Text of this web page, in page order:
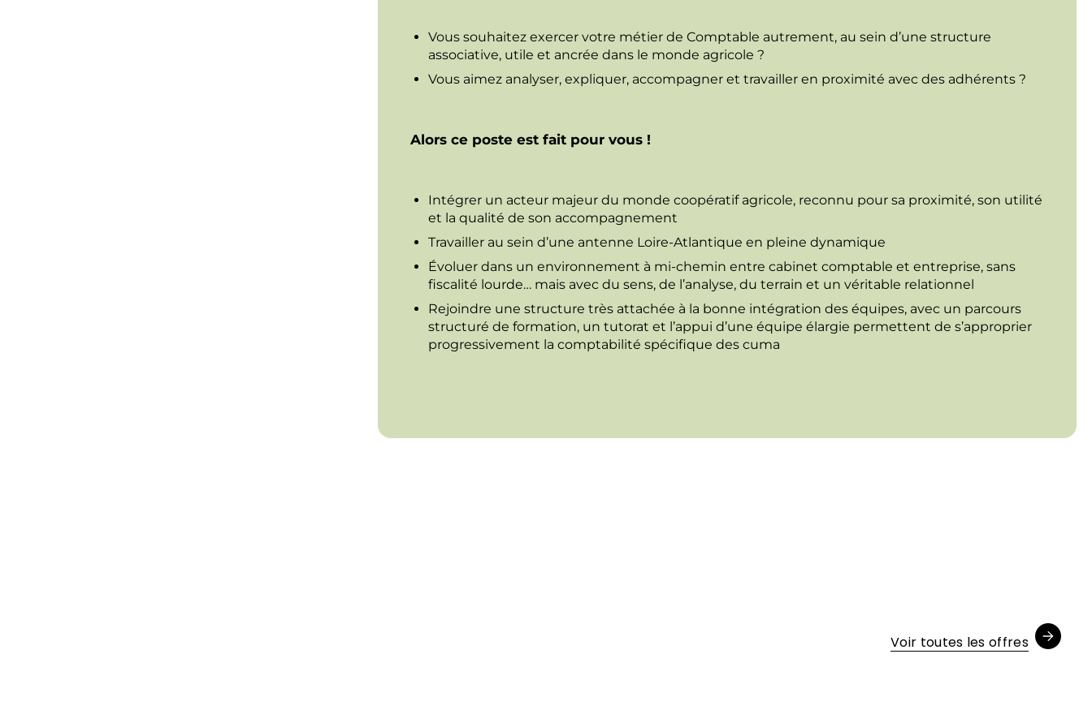
Vous souhaitez exercer votre métier de Comptable autrement, au sein d’une structure
associative, utile et ancrée dans le monde agricole ?
Vous aimez analyser, expliquer, accompagner et travailler en proximité avec des adhérents ?
Alors ce poste est fait pour vous !
Intégrer un acteur majeur du monde coopératif agricole, reconnu pour sa proximité, son utilité
et la qualité de son accompagnement
Travailler au sein d’une antenne Loire-Atlantique en pleine dynamique
Évoluer dans un environnement à mi-chemin entre cabinet comptable et entreprise, sans
fiscalité lourde… mais avec du sens, de l’analyse, du terrain et un véritable relationnel
Rejoindre une structure très attachée à la bonne intégration des équipes, avec un parcours
structuré de formation, un tutorat et l’appui d’une équipe élargie permettent de s’approprier
progressivement la comptabilité spécifique des cuma
Voir toutes les offres